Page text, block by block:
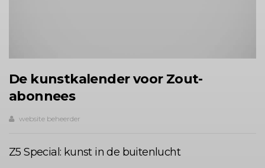
De kunstkalender voor Zout-
abonnees
website beheerder
Z5 Special: kunst in de buitenlucht